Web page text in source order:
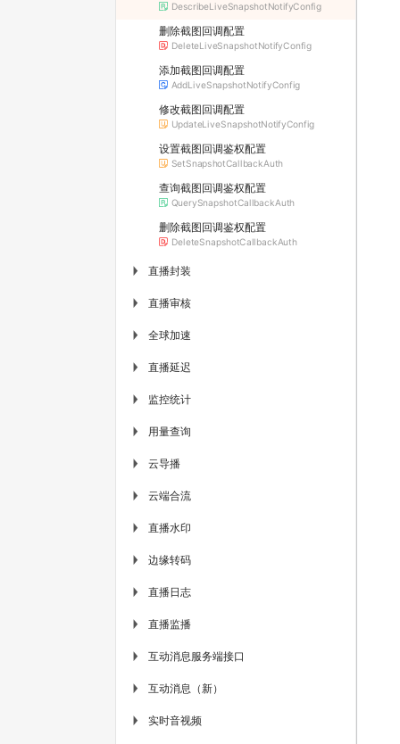
DescribeLiveSnapshotNotifyConfig
删除截图回调配置
DeleteLiveSnapshotNotifyConfig
添加截图回调配置
AddLiveSnapshotNotifyConfig
修改截图回调配置
UpdateLiveSnapshotNotifyConfig
设置截图回调鉴权配置
SetSnapshotCallbackAuth
查询截图回调鉴权配置
QuerySnapshotCallbackAuth
删除截图回调鉴权配置
DeleteSnapshotCallbackAuth
▶ 直播封装
▶ 直播审核
▶ 全球加速
▶ 直播延迟
▶ 监控统计
▶ 用量查询
▶ 云导播
▶ 云端合流
▶ 直播水印
▶ 边缘转码
▶ 直播日志
▶ 直播监播
▶ 互动消息服务端接口
▶ 互动消息（新）
▶ 实时音视频